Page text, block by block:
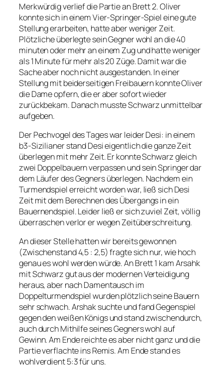
Merkwürdig verlief die Partie an Brett 2. Oliver
konnte sich in einem Vier-Springer-Spiel eine gute
Stellung erarbeiten, hatte aber weniger Zeit.
Plötzliche überlegte sein Gegner wohl an die 40
minuten oder mehr an einem Zug und hatte weniger
als 1 Minute für mehr als 20 Züge. Damit war die
Sache aber noch nicht ausgestanden. In einer
Stellung mit beiderseitigen Freibauern konnte Oliver
die Dame opfern, die er aber sofort wieder
zurückbekam. Danach musste Schwarz unmittelbar
aufgeben.
Der Pechvogel des Tages war leider Desi: in einem
b3-Sizilianer stand Desi eigentlich die ganze Zeit
überlegen mit mehr Zeit. Er konnte Schwarz gleich
zwei Doppelbauern verpassen und sein Springer dar
dem Läufer des Gegners überlegen. Nachdem ein
Turmendspiel erreicht worden war, ließ sich Desi
Zeit mit dem Berechnen des Übergangs in ein
Bauernendspiel. Leider ließ er sich zuviel Zeit, völlig
überraschen verlor er wegen Zeitüberschreitung.
An dieser Stelle hatten wir bereits gewonnen
(Zwischenstand 4,5 : 2,5) fragte sich nur, wie hoch
genau es wohl werden würde. An Brett 1 kam Arsahk
mit Schwarz gut aus der modernen Verteidigung
heraus, aber nach Damentausch im
Doppelturmendspiel wurden plötzlich seine Bauern
sehr schwach. Arshak suchte und fand Gegenspiel
gegen den weißen Königs und stand zwischendurch,
auch durch Mithilfe seines Gegners wohl auf
Gewinn. Am Ende reichte es aber nicht ganz und die
Partie verflachte ins Remis. Am Ende stand es
wohlverdient 5:3 für uns.